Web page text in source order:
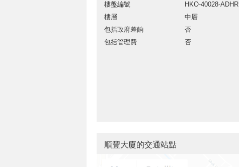
樓盤編號
HKO-40028-ADHR
樓層
中層
包括政府差餉
否
包括管理費
否
順豐大廈的交通站點